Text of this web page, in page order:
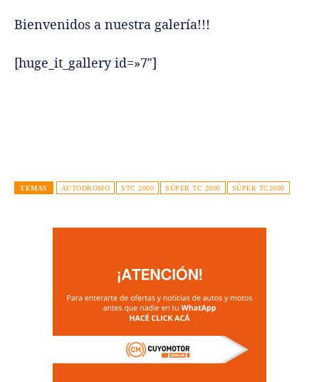
Bienvenidos a nuestra galería!!!
[huge_it_gallery id=»7″]
TEMAS AUTODROMO STC 2000 SÚPER TC 2000 SÚPER TC2000